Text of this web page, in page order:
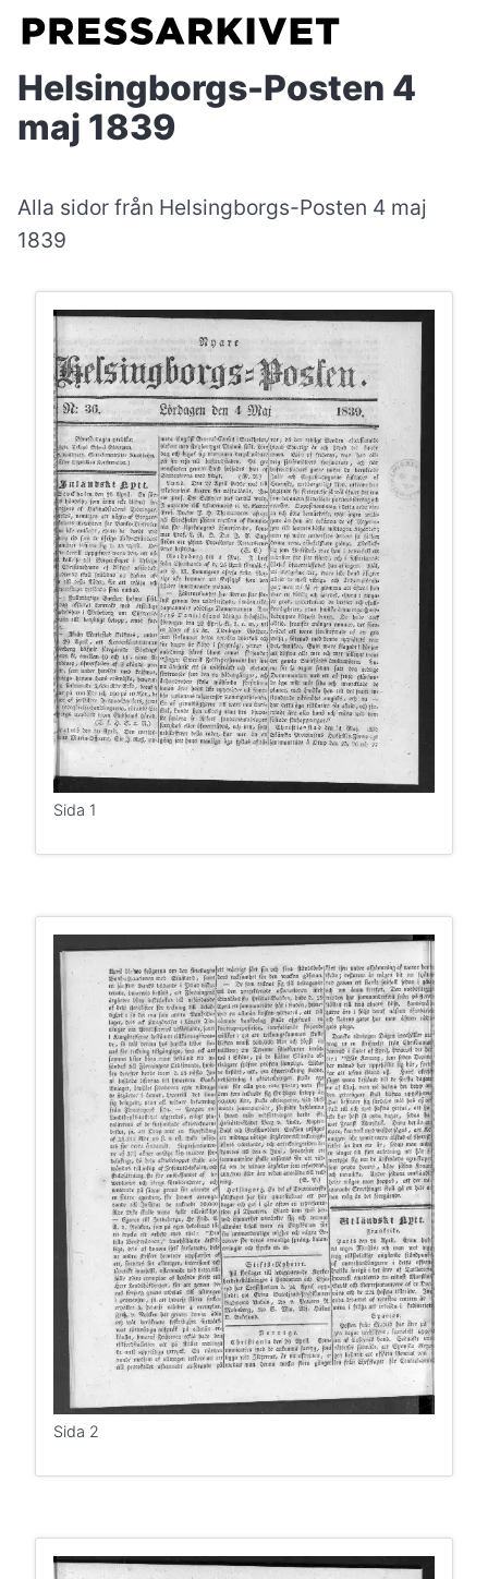
Helsingborgs-Posten 4
maj 1839
Alla sidor från Helsingborgs-Posten 4 maj
1839
Sida 1
Sida 2